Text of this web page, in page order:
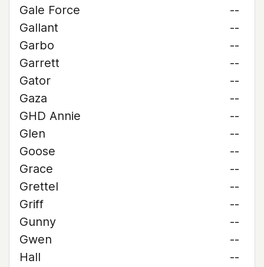
Gale Force
--
Gallant
--
Garbo
--
Garrett
--
Gator
--
Gaza
--
GHD Annie
--
Glen
--
Goose
--
Grace
--
Grettel
--
Griff
--
Gunny
--
Gwen
--
Hall
--